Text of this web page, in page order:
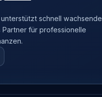
schnell wachsende
Partner für professionelle